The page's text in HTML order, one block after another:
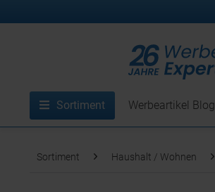
Sortiment Werbeartikel Blog
Sortiment Haushalt / Wohnen